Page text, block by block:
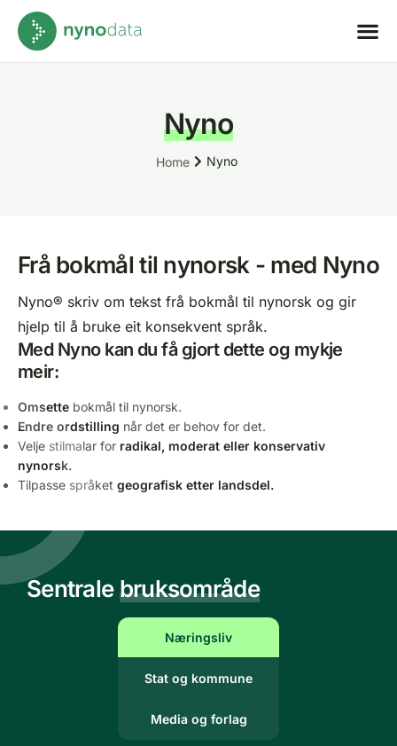
Nyno
Home Nyno
Frå bokmål til nynorsk - med Nyno
Nyno® skriv om tekst frå bokmål til nynorsk og gir
hjelp til å bruke eit konsekvent språk.
Med Nyno kan du få gjort dette og mykje
meir:
Omsette bokmål til nynorsk.
Endre ordstilling når det er behov for det.
Velje stilmalar for radikal, moderat eller konservativ
nynorsk.
Tilpasse språket geografisk etter landsdel.
Sentralebruksområde
Næringsliv
Stat og kommune
Media og forlag